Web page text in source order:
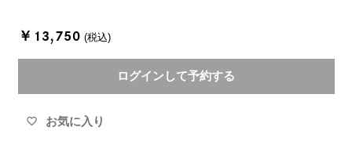
￥13,750 (税込)
ログインして予約する
favorite_border お気に入り